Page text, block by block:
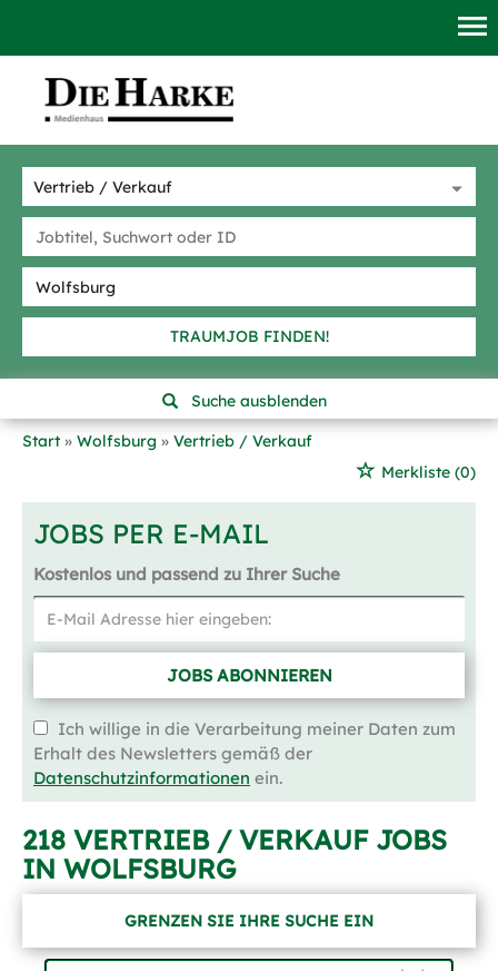
TRAUMJOB FINDEN!
Suche ausblenden
Start
Wolfsburg
Vertrieb / Verkauf
Merkliste (0)
JOBS PER E-MAIL
Kostenlos und passend zu Ihrer Suche
JOBS ABONNIEREN
Ich willige in die Verarbeitung meiner Daten zum
Erhalt des Newsletters gemäß der
Datenschutzinformationen ein.
218 VERTRIEB / VERKAUF JOBS
IN WOLFSBURG
GRENZEN SIE IHRE SUCHE EIN